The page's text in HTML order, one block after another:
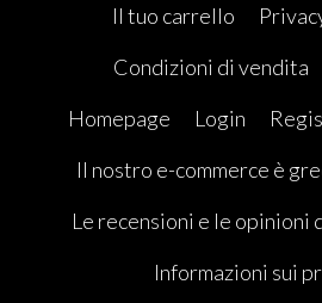
Il tuo carrello
Condizioni di vendita
Homepage
Login
Il nostro e-commerce è
Le recensioni e le opinioni
Informazioni sui